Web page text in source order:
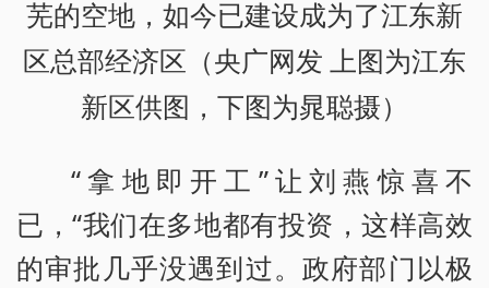
芜的空地，如今已建设成为了江东新
区总部经济区（央广网发 上图为江东
新区供图，下图为晁聪摄）
“拿地即开工”让刘燕惊喜不
已，“我们在多地都有投资，这样高效
的审批几乎没遇到过。政府部门以极